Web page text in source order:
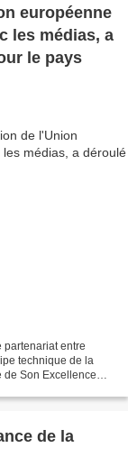
européenne
les médias, a
le pays
partenariat entre
technique de la
de Son Excellence
de la